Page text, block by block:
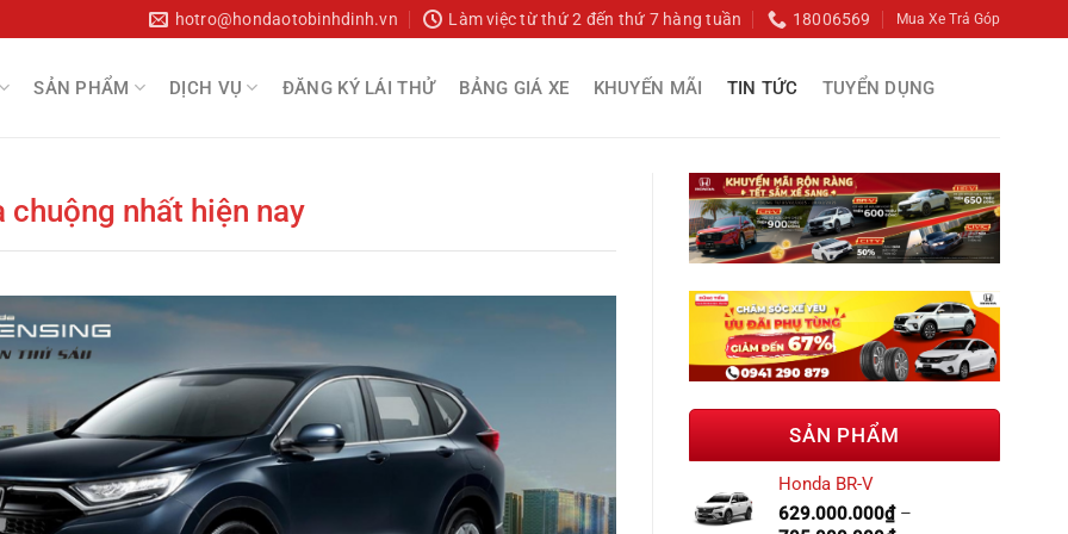
hotro@hondaotobinhdinh.vn Làm việc từ thứ 2 đến thứ 7 hàng tuần 18006569 Mua Xe Trả Góp
SẢN PHẨM DỊCH VỤ ĐĂNG KÝ LÁI THỬ BẢNG GIÁ XE KHUYẾN MÃI TIN TỨC TUYỂN DỤNG
nhất hiện nay
SẢN PHẨM
Honda BR-V
629.000.000₫–